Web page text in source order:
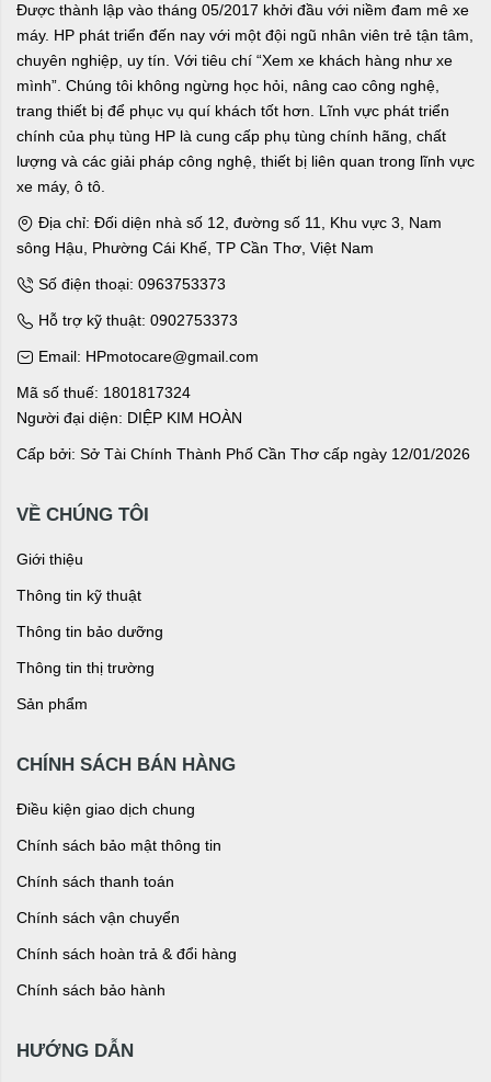
Được thành lập vào tháng 05/2017 khởi đầu với niềm đam mê xe
máy. HP phát triển đến nay với một đội ngũ nhân viên trẻ tận tâm,
chuyên nghiệp, uy tín. Với tiêu chí “Xem xe khách hàng như xe
mình”. Chúng tôi không ngừng học hỏi, nâng cao công nghệ,
trang thiết bị để phục vụ quí khách tốt hơn. Lĩnh vực phát triển
chính của phụ tùng HP là cung cấp phụ tùng chính hãng, chất
lượng và các giải pháp công nghệ, thiết bị liên quan trong lĩnh vực
xe máy, ô tô.
Địa chỉ: Đối diện nhà số 12, đường số 11, Khu vực 3, Nam
sông Hậu, Phường Cái Khế, TP Cần Thơ, Việt Nam
Số điện thoại: 0963753373
Hỗ trợ kỹ thuật: 0902753373
Email: HPmotocare@gmail.com
Mã số thuế: 1801817324
Người đại diện: DIỆP KIM HOÀN
Cấp bởi: Sở Tài Chính Thành Phố Cần Thơ cấp ngày 12/01/2026
VỀ CHÚNG TÔI
Giới thiệu
Thông tin kỹ thuật
Thông tin bảo dưỡng
Thông tin thị trường
Sản phẩm
CHÍNH SÁCH BÁN HÀNG
Điều kiện giao dịch chung
Chính sách bảo mật thông tin
Chính sách thanh toán
Chính sách vận chuyển
Chính sách hoàn trả & đổi hàng
Chính sách bảo hành
HƯỚNG DẪN